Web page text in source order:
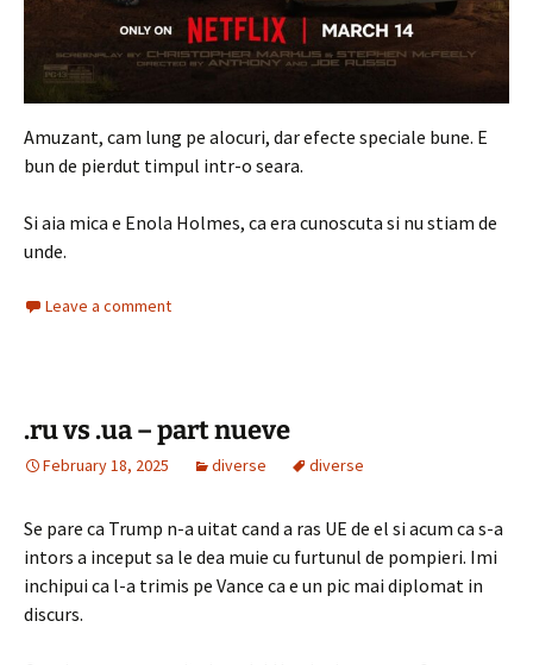
Amuzant, cam lung pe alocuri, dar efecte speciale bune. E
bun de pierdut timpul intr-o seara.
Si aia mica e Enola Holmes, ca era cunoscuta si nu stiam de
unde.
Leave a comment
.ru vs .ua – part nueve
February 18, 2025 diverse diverse
Se pare ca Trump n-a uitat cand a ras UE de el si acum ca s-a
intors a inceput sa le dea muie cu furtunul de pompieri. Imi
inchipui ca l-a trimis pe Vance ca e un pic mai diplomat in
discurs.